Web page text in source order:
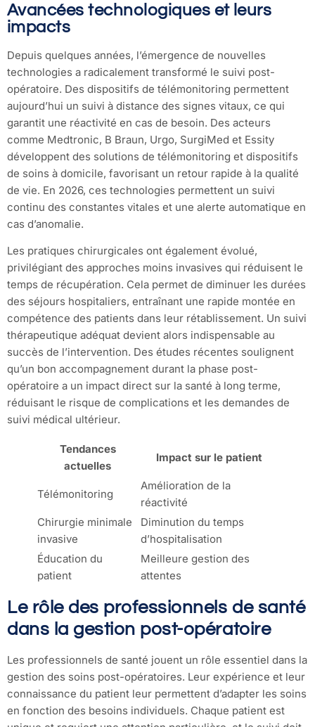
Avancées technologiques et leurs
impacts
Depuis quelques années, l’émergence de nouvelles
technologies a radicalement transformé le suivi post-
opératoire. Des dispositifs de télémonitoring permettent
aujourd’hui un suivi à distance des signes vitaux, ce qui
garantit une réactivité en cas de besoin. Des acteurs
comme Medtronic, B Braun, Urgo, SurgiMed et Essity
développent des solutions de télémonitoring et dispositifs
de soins à domicile, favorisant un retour rapide à la qualité
de vie. En 2026, ces technologies permettent un suivi
continu des constantes vitales et une alerte automatique en
cas d’anomalie.
Les pratiques chirurgicales ont également évolué,
privilégiant des approches moins invasives qui réduisent le
temps de récupération. Cela permet de diminuer les durées
des séjours hospitaliers, entraînant une rapide montée en
compétence des patients dans leur rétablissement. Un suivi
thérapeutique adéquat devient alors indispensable au
succès de l’intervention. Des études récentes soulignent
qu’un bon accompagnement durant la phase post-
opératoire a un impact direct sur la santé à long terme,
réduisant le risque de complications et les demandes de
suivi médical ultérieur.
Tendances
actuelles
Impact sur le patient
Télémonitoring
Amélioration de la
réactivité
Chirurgie minimale
invasive
Diminution du temps
d’hospitalisation
Éducation du
patient
Meilleure gestion des
attentes
Le rôle des professionnels de santé
dans la gestion post-opératoire
Les professionnels de santé jouent un rôle essentiel dans la
gestion des soins post-opératoires. Leur expérience et leur
connaissance du patient leur permettent d’adapter les soins
en fonction des besoins individuels. Chaque patient est